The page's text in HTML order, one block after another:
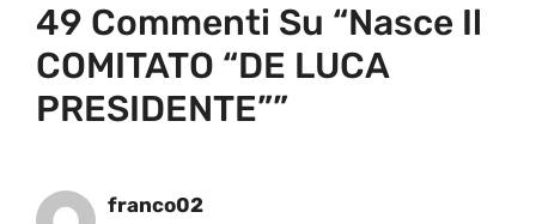
49 Commenti Su “Nasce Il
COMITATO “DE LUCA
PRESIDENTE””
franco02